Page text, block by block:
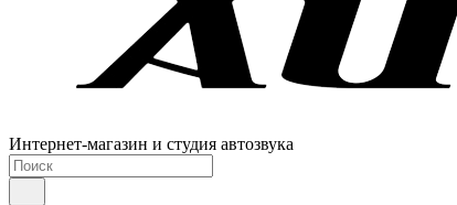
Интернет-магазин и студия автозвука